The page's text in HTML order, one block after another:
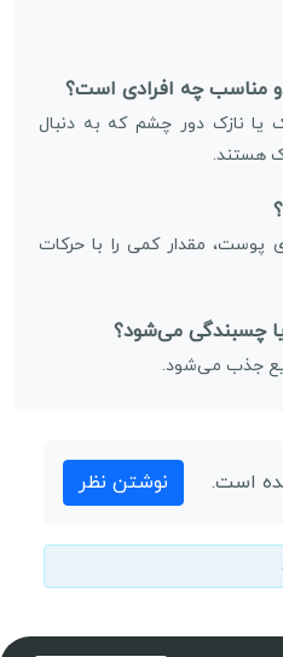
مناسب چه افرادی است؟
نازک دور چشم که به دنبال
هستند.
مقدار کمی را با حرکات
چسبندگی می‌شود؟
جذب می‌شود.
است. نوشتن نظر